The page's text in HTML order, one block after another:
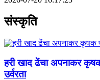
संस्कृति
हरी खाद ढेंचा अपनाकर
उर्वरता